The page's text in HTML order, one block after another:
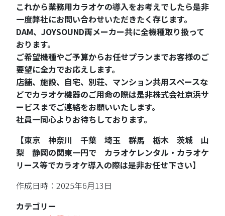
これから業務用カラオケの導入をお考えでしたら是非
一度弊社にお問い合わせいただきたく存じます。
DAM、JOYSOUND両メーカー共に全機種取り扱って
おります。
ご希望機種やご予算からお任せプランまでお客様のご
要望に全力でお応えします。
店舗、施設、自宅、別荘、マンション共用スペースな
どでカラオケ機器のご用命の際は是非株式会社京浜サ
ービスまでご連絡をお願いいたします。
社員一同心よりお待ちしております。
【東京 神奈川 千葉 埼玉 群馬 栃木 茨城 山
梨 静岡の関東一円で カラオケレンタル・カラオケ
リース等でカラオケ導入の際は是非お任せ下さい】
作成日時：2025年6月13日
カテゴリー